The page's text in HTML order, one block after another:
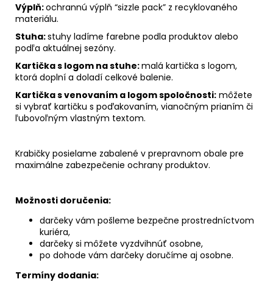
Výplň:ochrannú výplň “sizzle pack” z recyklovaného
materiálu.
Stuha:stuhy ladíme farebne podla produktov alebo
podľa aktuálnej sezóny.
Kartička s logom na stuhe:malá kartička s logom,
ktorá doplní a doladí celkové balenie.
Kartička s venovaním a logom spoločnosti: môžete
si vybrať kartičku s poďakovaním, vianočným prianím či
ľubovoľným vlastným textom.
Krabičky posielame zabalené v prepravnom obale pre
maximálne zabezpečenie ochrany produktov.
Možnosti doručenia:
darčeky vám pošleme bezpečne prostredníctvom
kuriéra,
darčeky si môžete vyzdvihnúť osobne,
po dohode vám darčeky doručíme aj osobne.
Termíny dodania: